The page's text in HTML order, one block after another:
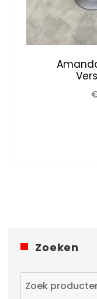
Zoeken